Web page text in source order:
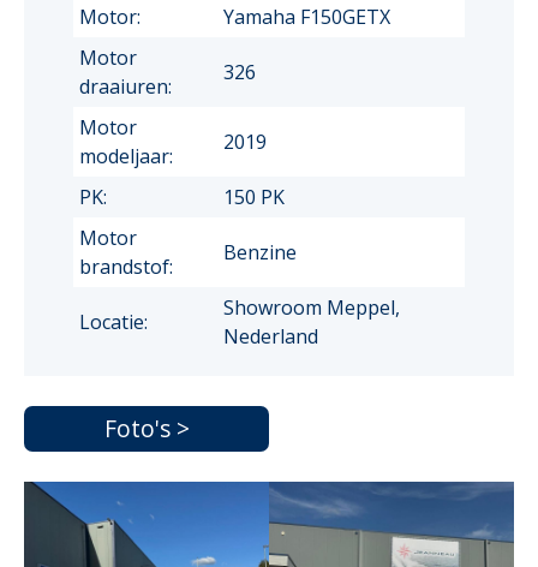
Motor:
Yamaha F150GETX
Motor
draaiuren:
326
Motor
modeljaar:
2019
PK:
150 PK
Motor
brandstof:
Benzine
Locatie:
Showroom Meppel,
Nederland
Foto's >